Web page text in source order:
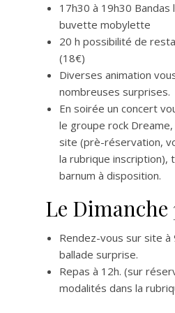
17h30 à 19h30 Bandas
buvette mobylette
20 h possibilité de
(18€)
Diverses animation
nombreuses surprises.
En soirée un concert
le groupe rock
site (prè-réservation,
la rubrique inscription),
barnum à disposition.
Le Dimanche
Rendez-vous sur site à
ballade surprise.
Repas à 12h. (sur
modalités dans la